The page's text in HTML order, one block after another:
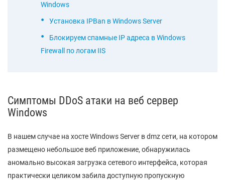
Windows
Установка IPBan в Windows Server
Блокируем спамные IP адреса в Windows
Firewall по логам IIS
Симптомы DDoS атаки на веб сервер
Windows
В нашем случае на хосте Windows Server в dmz сети, на котором
размещено небольшое веб приложение, обнаружилась
аномально высокая загрузка сетевого интерфейса, которая
практически целиком забила доступную пропускную